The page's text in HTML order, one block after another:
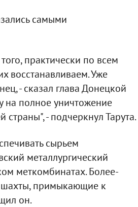
самыми
практически по всем
восстанавливаем. Уже
- сказал глава Донецкой
на полное уничтожение
- подчеркнул Тарута.
сырьем
металлургический
меткомбинатах. Более-
шахты, примыкающие к
он.